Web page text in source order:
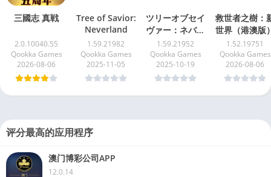
三國志 真戦
2.0.10040.55
Qookka Games
2026-08-06
Tree of Savior:
Neverland
1.59.21982
Qookka Games
2025-11-05
ツリーオブセイ
ヴァー：ネバー
ランド
1.59.21952
Qookka Games
2025-10-19
救世者之樹：
世界（港澳版
1.52.19751
Qookka Games
2026-08-06
评分最高的应用程序
澳门博彩公司APP
12.0.14